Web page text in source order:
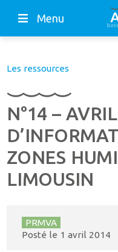
Menu
Les ressources
N°14 –
ZONES
LIMOUSIN
PRMVA
Posté le 1 avril 2014